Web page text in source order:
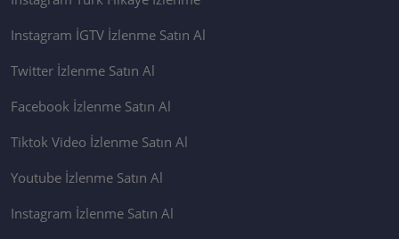
Instagram İGTV İzlenme Satın Al
Twitter İzlenme Satın Al
Facebook İzlenme Satın Al
Tiktok Video İzlenme Satın Al
Youtube İzlenme Satın Al
Instagram İzlenme Satın Al